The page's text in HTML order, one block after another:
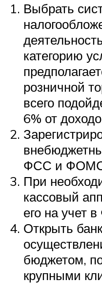
Выбрать
категорию
розничной
всего
6% от
ФСС и
При
кассовый
его на учет
Открыть
бюджетом,
крупными